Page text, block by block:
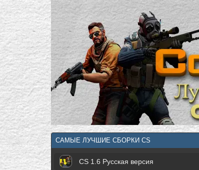
САМЫЕ ЛУЧШИЕ СБОРКИ CS
CS 1.6 Русская версия